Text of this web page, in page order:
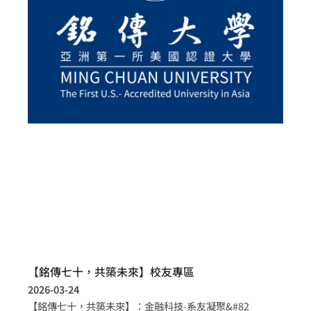
【銘傳七十，共築未來】校友專區
2026-03-24
【銘傳七十，共築未來】：金融科技-系友凝聚&#82